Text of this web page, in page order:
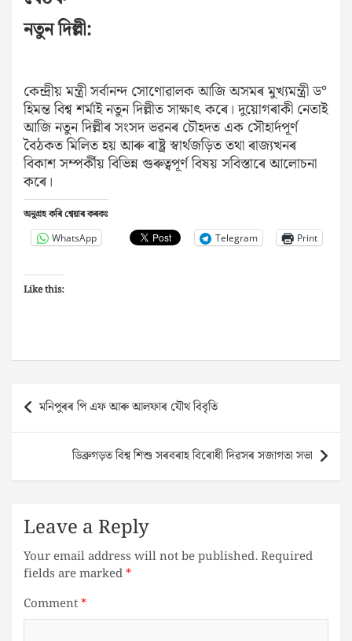
নতুন দিল্লী:
কেন্দ্ৰীয় মন্ত্ৰী সৰ্বানন্দ সোণোৱালক আজি অসমৰ মুখ্যমন্ত্ৰী ড°
হিমন্ত বিশ্ব শৰ্মাই নতুন দিল্লীত সাক্ষাৎ কৰে। দুয়োগৰাকী নেতাই
আজি নতুন দিল্লীৰ সংসদ ভৱনৰ চৌহদত এক সৌহাৰ্দপূৰ্ণ
বৈঠকত মিলিত হয় আৰু ৰাষ্ট্ৰ স্বাৰ্থজড়িত তথা ৰাজ্যখনৰ
বিকাশ সম্পৰ্কীয় বিভিন্ন গুৰুত্বপূৰ্ণ বিষয় সবিস্তাৰে আলোচনা
কৰে।
অনুগ্ৰহ কৰি শ্বেয়াৰ কৰকঃ
WhatsApp Telegram Print
Like this:
Post
navigation
মনিপুৰৰ পি এফ আৰু আলফাৰ যৌথ বিবৃতি
ডিব্ৰুগড়ত বিশ্ব শিশু সৰবৰাহ বিৰোধী দিৱসৰ সজাগতা সভা
Leave a Reply
Your email address will not be published.Required
fields are marked*
Comment*